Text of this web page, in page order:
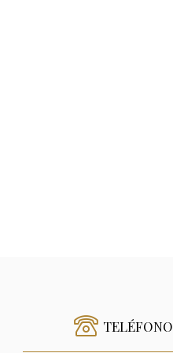
TELÉFONO